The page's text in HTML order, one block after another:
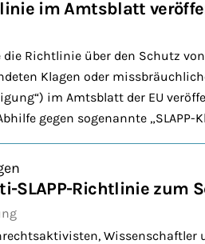
im Amtsblatt
die Richtlinie über den Schutz
Klagen oder
im Amtsblatt der EU
gegen sogenannte „SLAPP-
SLAPP-Richtlinie zum